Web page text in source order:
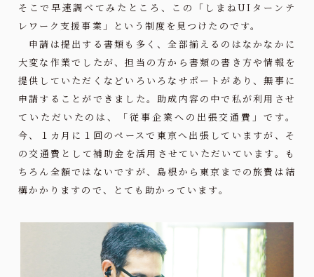
そこで早速調べてみたところ、この「しまねUIターンテ
レワーク支援事業」という制度を見つけたのです。
申請は提出する書類も多く、全部揃えるのはなかなかに
大変な作業でしたが、担当の方から書類の書き方や情報を
提供していただくなどいろいろなサポートがあり、無事に
申請することができました。助成内容の中で私が利用させ
ていただいたのは、「従事企業への出張交通費」です。
今、１カ月に１回のペースで東京へ出張していますが、そ
の交通費として補助金を活用させていただいています。も
ちろん全額ではないですが、島根から東京までの旅費は結
構かかりますので、とても助かっています。